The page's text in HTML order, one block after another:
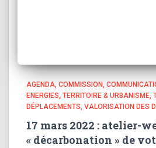
AGENDA COMMISSION
ENERGIES TERRITOIRE & URBANISME
DÉPLACEMENTS VALORISATION DES
17 mars 2022 : atelier-
« décarbonation » de